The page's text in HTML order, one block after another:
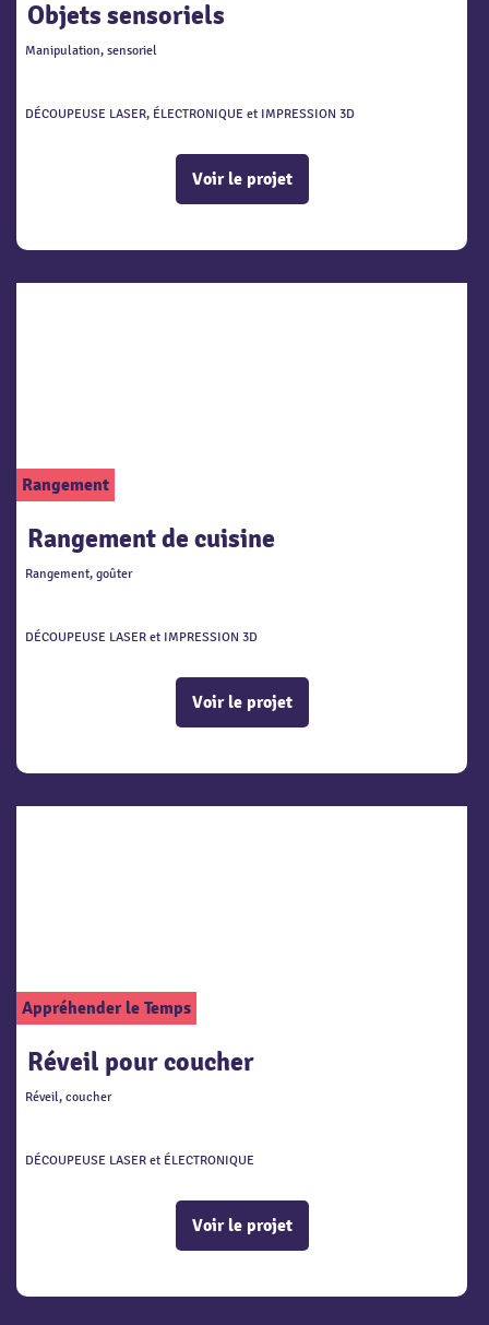
Objets sensoriels
Manipulation, sensoriel
DÉCOUPEUSE LASER, ÉLECTRONIQUE et IMPRESSION 3D
Voir le projet
Rangement
Rangement de cuisine
Rangement, goûter
DÉCOUPEUSE LASER et IMPRESSION 3D
Voir le projet
Appréhender le Temps
Réveil pour coucher
Réveil, coucher
DÉCOUPEUSE LASER et ÉLECTRONIQUE
Voir le projet